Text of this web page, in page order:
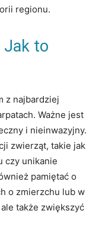
regionu.
Jak to
z najbardziej
Ważne jest
i nieinwazyjny.
zwierząt, takie jak
czy unikanie
pamiętać o
o zmierzchu lub w
także zwiększyć